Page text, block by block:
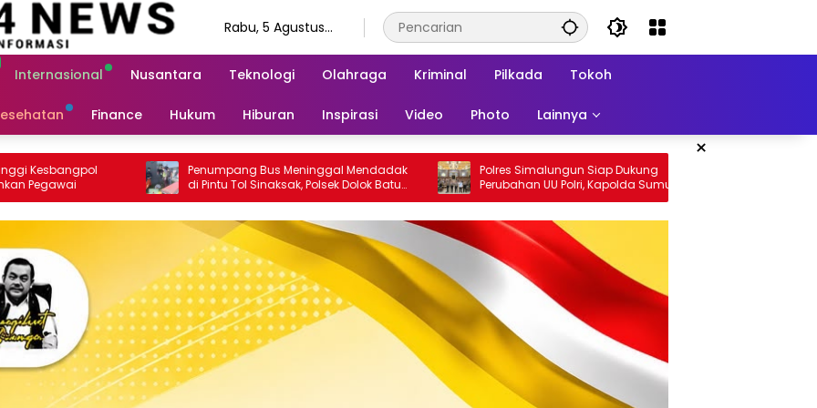
Rabu, 5 Agustus
Internasional Nusantara Teknologi Olahraga Kriminal Pilkada Tokoh
Finance Hukum Hiburan Inspirasi Video Photo Lainnya
×
Bus Meninggal Mendadak
Tol Sinaksak, Polsek Dolok Batu
Gerak Cepat Olah TKP
Polres Simalungun Siap Dukung
Perubahan UU Polri, Kapolda Sumut
Tegaskan Jadi Fondasi Penguatan
Personel
Bupati Samosir Serahkan Bibit Bawang
Putih 4 Ton